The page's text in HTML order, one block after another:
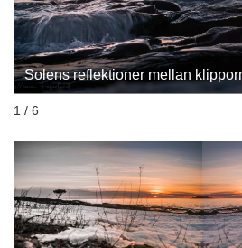
Solens reflektioner mellan
1 / 6